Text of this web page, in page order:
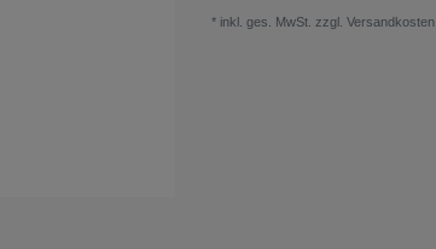
* inkl. ges. MwSt. zzgl. Versandkosten